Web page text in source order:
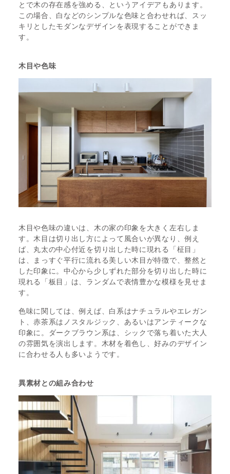
とで木の存在感を強める、というアイデアもあります。
この場合、白などのシンプルな色味と合わせれば、スッ
キリとしたモダンなデザインを表現することができま
す。
木目や色味
木目や色味の違いは、木の家の印象を大きく左右しま
す。木目は切り出し方によって風合いが異なり、例え
ば、丸太の中心付近を切り出した時に現れる「柾目」
は、まっすぐ平行に流れる美しい木目が特徴で、整然と
した印象に。中心から少しずれた部分を切り出した時に
現れる「板目」は、ランダムで表情豊かな模様を見せま
す。
色味に関しては、例えば、白系はナチュラルやエレガン
ト、赤茶系はノスタルジック、あるいはアンティークな
印象に。ダークブラウン系は、シックで落ち着いた大人
の雰囲気を演出します。木材を着色し、好みのデザイン
に合わせる人も多いようです。
異素材との組み合わせ